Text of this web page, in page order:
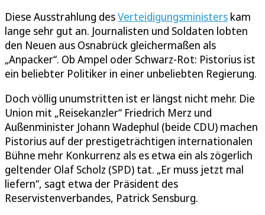
Diese Ausstrahlung desVerteidigungsministers kam
lange sehr gut an. Journalisten und Soldaten lobten
den Neuen aus Osnabrück gleichermaßen als
„Anpacker“. Ob Ampel oder Schwarz-Rot: Pistorius ist
ein beliebter Politiker in einer unbeliebten Regierung.
Doch völlig unumstritten ist er längst nicht mehr. Die
Union mit „Reisekanzler“ Friedrich Merz und
Außenminister Johann Wadephul (beide CDU) machen
Pistorius auf der prestigeträchtigen internationalen
Bühne mehr Konkurrenz als es etwa ein als zögerlich
geltender Olaf Scholz (SPD) tat. „Er muss jetzt mal
liefern“, sagt etwa der Präsident des
Reservistenverbandes, Patrick Sensburg.